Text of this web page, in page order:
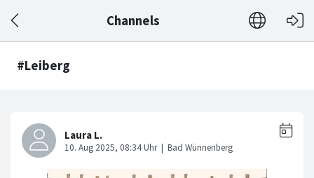
Channels
#Leiberg